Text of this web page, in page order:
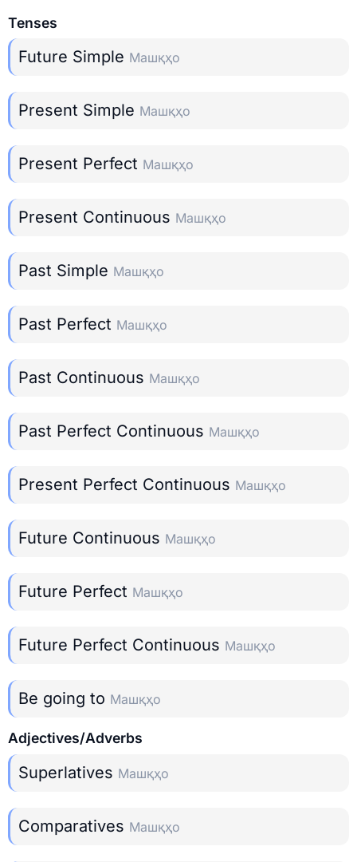
Tenses
Future Simple Машқҳо
Present Simple Машқҳо
Present Perfect Машқҳо
Present Continuous Машқҳо
Past Simple Машқҳо
Past Perfect Машқҳо
Past Continuous Машқҳо
Past Perfect Continuous Машқҳо
Present Perfect Continuous Машқҳо
Future Continuous Машқҳо
Future Perfect Машқҳо
Future Perfect Continuous Машқҳо
Be going to Машқҳо
Adjectives/Adverbs
Superlatives Машқҳо
Comparatives Машқҳо